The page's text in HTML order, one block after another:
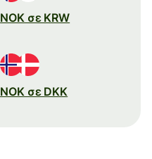
NOK σε KRW
NOK σε DKK